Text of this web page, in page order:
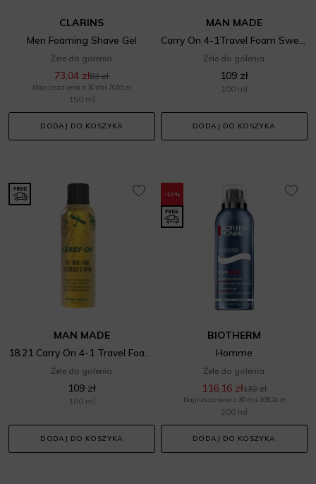
CLARINS
Men Foaming Shave Gel
Żele do golenia
73,04 zł83 zł
Najniższa cena z 30 dni: 70,55 zł
150 ml
DODAJ DO KOSZYKA
MAN MADE
Carry On 4-1Travel Foam Sweet Tobacco Pianka do brody, włosów i skóry
Żele do golenia
109 zł
100 ml
DODAJ DO KOSZYKA
MAN MADE
18.21 Carry On 4-1 Travel Foam Spiced Vanilla
Żele do golenia
109 zł
100 ml
DODAJ DO KOSZYKA
-12%
BIOTHERM
Homme
Żele do golenia
116,16 zł132 zł
Najniższa cena z 30 dni: 108,24 zł
200 ml
DODAJ DO KOSZYKA